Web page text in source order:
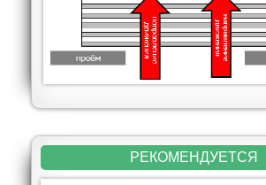
РЕКОМЕНДУЕТСЯ